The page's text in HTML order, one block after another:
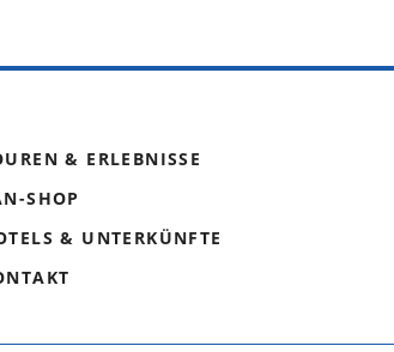
& ERLEBNISSE
SHOP
& UNTERKÜNFTE